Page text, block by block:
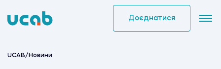
to
Доєднатися
UCAB/ Новини